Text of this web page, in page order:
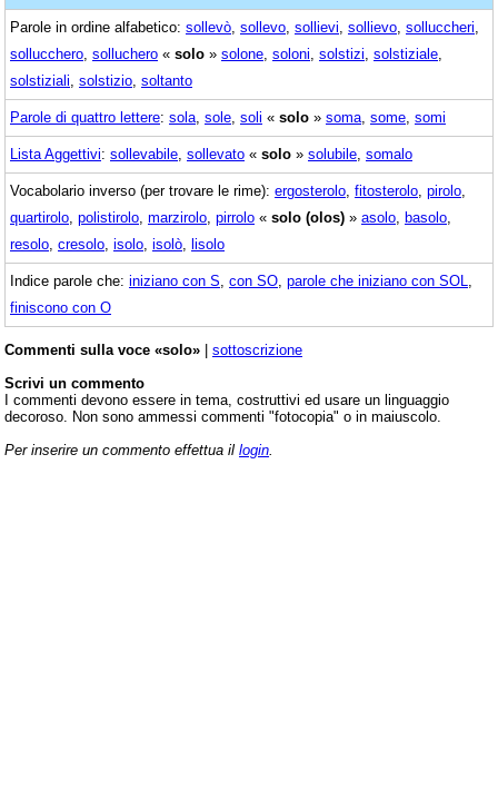
Parole in ordine alfabetico: sollevò sollevo sollievi sollievo solluccheri
sollucchero solluchero « solo » solone soloni solstizi solstiziale
solstiziali solstizio soltanto
Parole di quattro lettere: sola sole soli « solo » soma some somi
Lista Aggettivi: sollevabile sollevato « solo » solubile somalo
Vocabolario inverso (per trovare le rime): ergosterolo fitosterolo pirolo
quartirolo polistirolo marzirolo pirrolo « solo (olos) » asolo basolo
resolo cresolo isolo isolò lisolo
Indice parole che: iniziano con S con SO parole che iniziano con SOL
finiscono con O
Commenti sulla voce «solo» | sottoscrizione
Scrivi un commento
I commenti devono essere in tema, costruttivi ed usare un linguaggio
decoroso. Non sono ammessi commenti "fotocopia" o in maiuscolo.
Per inserire un commento effettua il login